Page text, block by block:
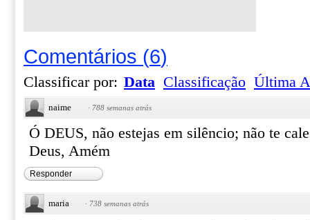
Comentários (6)
Classificar por: Data Classificação Última
naime · 788 semanas atrás
Ó DEUS, não estejas em silêncio; não te
Deus, Amém
Responder
maria · 738 semanas atrás